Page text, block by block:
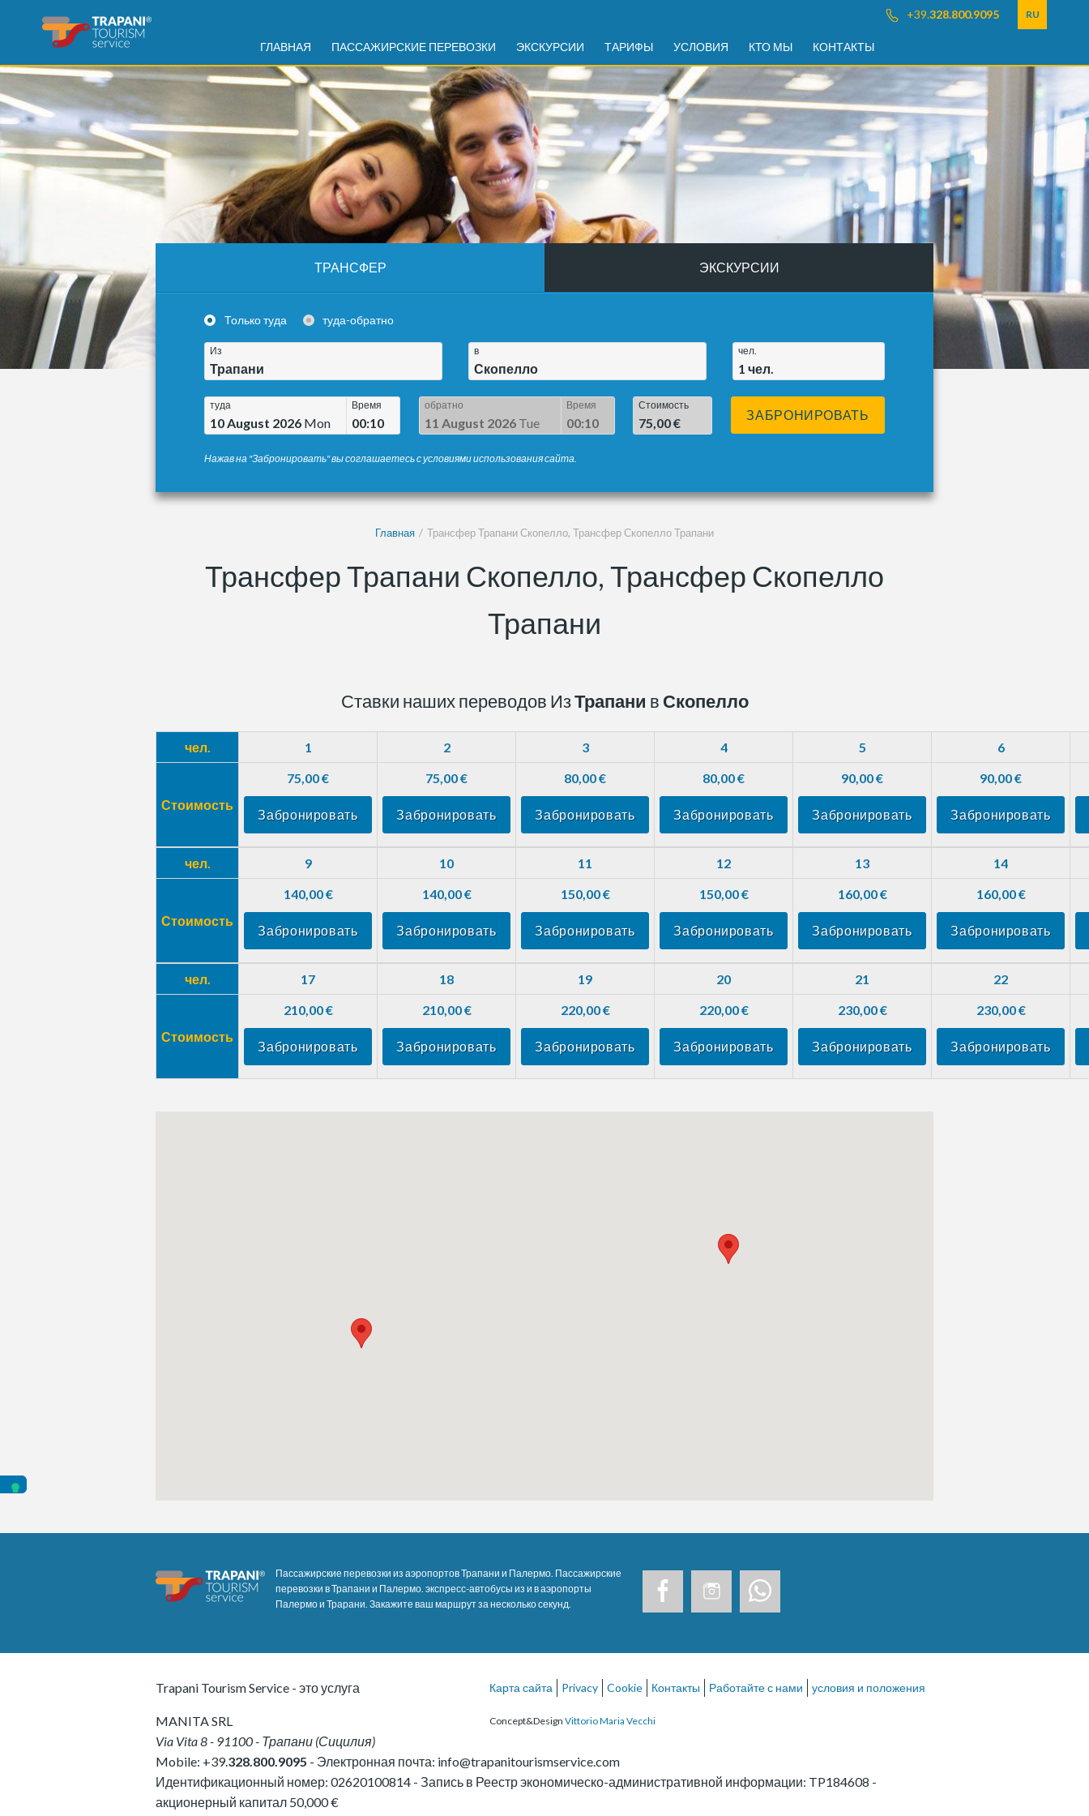
+39.328.800.9095 RU
ГЛАВНАЯ ПАССАЖИРСКИЕ ПЕРЕВОЗКИ ЭКСКУРСИИ ТАРИФЫ УСЛОВИЯ КТО МЫ КОНТАКТЫ
ТРАНСФЕР ЭКСКУРСИИ
Только туда туда-обратно
Из
Трапани
в
Скопелло
чел.
1 чел.
туда
10 August 2026 Mon
Время
00:10
обратно
11 August 2026 Tue
Время
00:10
Стоимость
75,00 €
ЗАБРОНИРОВАТЬ
Нажав на "Забронировать" вы соглашаетесь с условиями использования сайта.
Главная Трансфер Трапани Скопелло, Трансфер Скопелло Трапани
Трансфер Трапани Скопелло, Трансфер Скопелло
Трапани
Ставки наших переводов ИзТрапани в Скопелло
чел. 1 2 3 4 5 6
Стоимость
75,00 €
Забронировать
75,00 €
Забронировать
80,00 €
Забронировать
80,00 €
Забронировать
90,00 €
Забронировать
90,00 €
Забронировать
чел. 9 10 11 12 13 14
Стоимость
140,00 €
Забронировать
140,00 €
Забронировать
150,00 €
Забронировать
150,00 €
Забронировать
160,00 €
Забронировать
160,00 €
Забронировать
чел. 17 18 19 20 21 22
Стоимость
210,00 €
Забронировать
210,00 €
Забронировать
220,00 €
Забронировать
220,00 €
Забронировать
230,00 €
Забронировать
230,00 €
Забронировать
Пассажирские перевозки из аэропортов Трапани и Палермо. Пассажирские
перевозки в Трапани и Палермо. экспресс-автобусы из и в аэропорты
Палермо и Трарани. Закажите ваш маршрут за несколько секунд.
Trapani Tourism Service - это услуга
MANITA SRL
Via Vita 8- 91100- Трапани (Сицилия)
Mobile: +39.328.800.9095 - Электронная почта: info@trapanitourismservice.com
Идентификационный номер: 02620100814 - Запись в Реестр экономическо-административной информации: TP184608 -
акционерный капитал 50,000 €
Карта сайта Privacy Cookie Контакты Работайте с нами условия и положения
Concept&Design Vittorio Maria Vecchi